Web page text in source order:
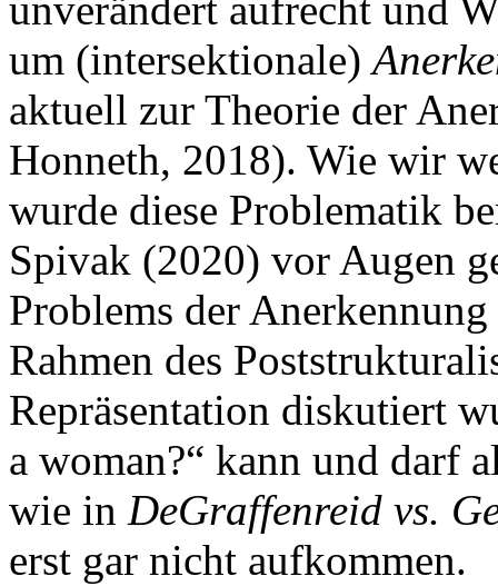
unverändert aufrecht und
um (intersektionale)
aktuell zur Theorie der
Honneth, 2018). Wie wir
wurde diese Problematik
Spivak (2020) vor Augen
Problems der
Rahmen des
Repräsentation diskutiert
a woman?“ kann und darf
wie in DeGraffenreid vs.
erst gar nicht aufkommen.